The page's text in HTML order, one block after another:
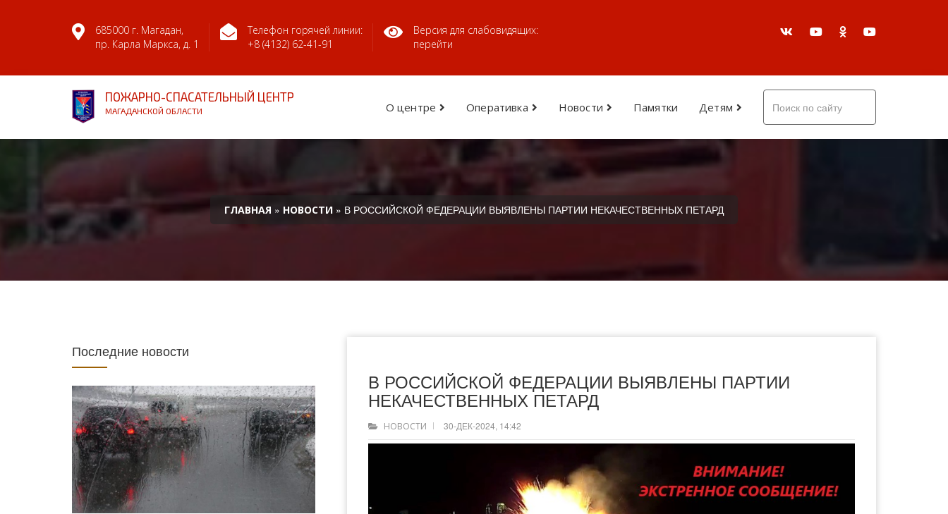
685000 г. Магадан,
пр. Карла Маркса, д. 1
Телефон горячей линии:
+8 (4132) 62-41-91
Версия для слабовидящих:
перейти
ПОЖАРНО-СПАСАТЕЛЬНЫЙ ЦЕНТР
МАГАДАНСКОЙ ОБЛАСТИ О центре Оперативка Новости Памятки Детям
ГЛАВНАЯ » НОВОСТИ » В РОССИЙСКОЙ ФЕДЕРАЦИИ ВЫЯВЛЕНЫ ПАРТИИ НЕКАЧЕСТВЕННЫХ ПЕТАРД
В РОССИЙСКОЙ ФЕДЕРАЦИИ ВЫЯВЛЕНЫ ПАРТИИ
НЕКАЧЕСТВЕННЫХ ПЕТАРД
НОВОСТИ 30-ДЕК-2024, 14:42
Последние новости